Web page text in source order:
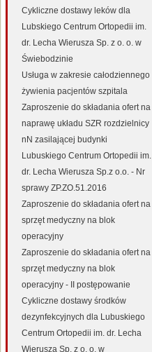
Cykliczne dostawy leków dla
Lubskiego Centrum Ortopedii im.
dr. Lecha Wierusza Sp. z o. o. w
Świebodzinie
Usługa w zakresie całodziennego
żywienia pacjentów szpitala
Zaproszenie do składania ofert na
naprawę układu SZR rozdzielnicy
nN zasilającej budynki
Lubuskiego Centrum Ortopedii im.
dr. Lecha Wierusza Sp.z o.o. - Nr
sprawy ZP.ZO.51.2016
Zaproszenie do składania ofert na
sprzęt medyczny na blok
operacyjny
Zaproszenie do składania ofert na
sprzęt medyczny na blok
operacyjny - II postępowanie
Cykliczne dostawy środków
dezynfekcyjnych dla Lubuskiego
Centrum Ortopedii im. dr. Lecha
Wierusza Sp. z o. o. w